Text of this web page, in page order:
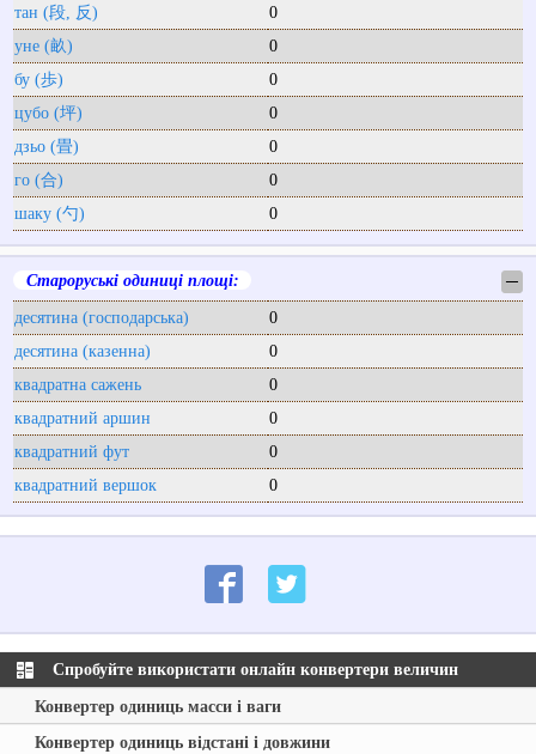
тан (段, 反)
0
уне (畝)
0
бу (歩)
0
цубо (坪)
0
дзьо (畳)
0
го (合)
0
шаку (勺)
0
Староруські одиниці площі:
─
десятина (господарська)
0
десятина (казенна)
0
квадратна сажень
0
квадратний аршин
0
квадратний фут
0
квадратний вершок
0
Спробуйте використати онлайн конвертери величин
Конвертер одиниць масси і ваги
Конвертер одиниць відстані і довжини